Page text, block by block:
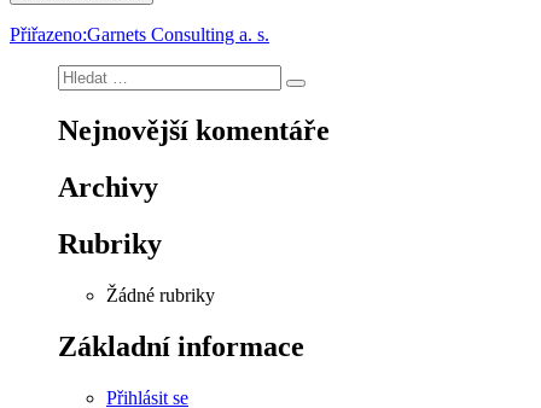
Navigace
Přiřazeno:Garnets Consulting a. s.
Hledat:
Hledání
Nejnovější komentáře
Archivy
Rubriky
Žádné rubriky
Základní informace
Přihlásit se